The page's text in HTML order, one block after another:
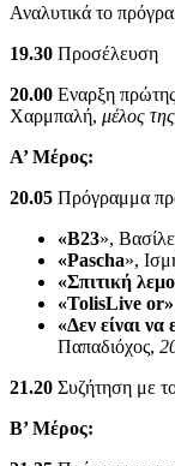
Αναλυτικά το
19.30 Προσέλευση
20.00 Εναρξη
Χαρμπαλή, μέλος
Α’ Μέρος:
20.05 Πρόγραμμα
«Β23»,
«Pascha»,
«Σπιτική
«TolisLive
«Δεν είναι να
Παπαδιόχος,
21.20 Συζήτηση με
Β’ Μέρος: